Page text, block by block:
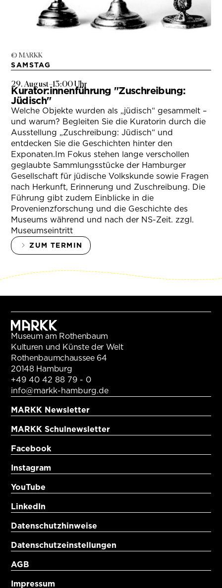
© MARKK
SAMSTAG
29. August–13:00 Uhr
Kurator:innenführung "Zuschreibung:
Jüdisch"
Welche Objekte wurden als „jüdisch“ gesammelt –
und warum? Begleiten Sie die Kuratorin durch die
Ausstellung „Zuschreibung: Jüdisch“ und
entdecken Sie die Geschichten hinter den
Exponaten.Im Fokus stehen lange verschollen
geglaubte Sammlungsstücke der Hamburger
Gesellschaft für jüdische Volkskunde sowie Fragen
nach Herkunft, Erinnerung und Zuschreibung. Die
Führung gibt zudem Einblicke in die
Provenienzforschung und die Geschichte des
Museums während und nach der NS-Zeit. zzgl.
Museumseintritt
ZUM TERMIN
Museum am Rothenbaum
Kulturen und Künste der Welt
Rothenbaumchaussee 64
20148 Hamburg
+49 40 42 88 79 - 0
info@markk-hamburg.de
MARKK Newsletter
MARKK Schulnewsletter
Facebook
Instagram
YouTube
LinkedIn
Datenschutzhinweise
Datenschutzeinstellungen
AGB
Impressum